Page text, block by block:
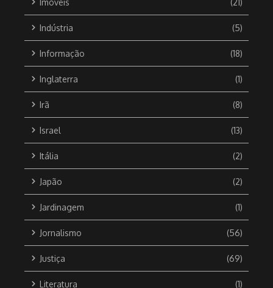
Indústria (5)
Informação (18)
Inglaterra (1)
Irã (8)
Israel (13)
Itália (2)
Japão (2)
Jardinagem (1)
Jornalismo (56)
Justiça (69)
Literatura (1)